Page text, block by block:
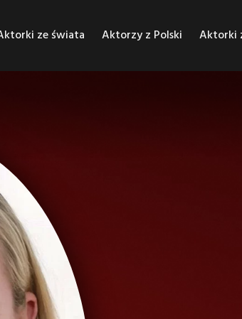
ze świata Aktorzy z Polski Aktorki